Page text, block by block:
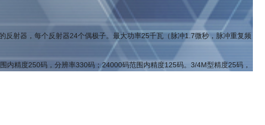
射器，每个反射器24个偶极子。最大功率25千瓦（脉冲1.7微秒，脉冲重复频
精度250码，分辨率330码；24000码范围内精度125码。3/4M型精度25码，